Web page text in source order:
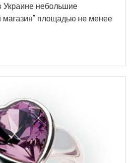
Украине небольшие
площадью не менее